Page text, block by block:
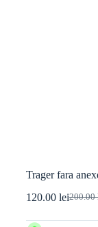
Trager fara
200.00
Prețul
120.00 leiPrețul